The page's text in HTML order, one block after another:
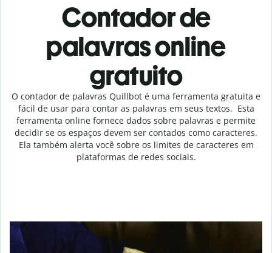
Contador de
palavras online
gratuito
O contador de palavras Quillbot é uma ferramenta gratuita e
fácil de usar para contar as palavras em seus textos. Esta
ferramenta online fornece dados sobre palavras e permite
decidir se os espaços devem ser contados como caracteres.
Ela também alerta você sobre os limites de caracteres em
plataformas de redes sociais.